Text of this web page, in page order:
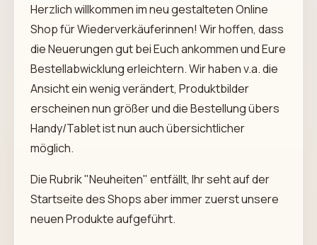
Herzlich willkommen im neu gestalteten Online
Shop für Wiederverkäuferinnen! Wir hoffen, dass
die Neuerungen gut bei Euch ankommen und Eure
Bestellabwicklung erleichtern. Wir haben v.a. die
Ansicht ein wenig verändert, Produktbilder
erscheinen nun größer und die Bestellung übers
Handy/Tablet ist nun auch übersichtlicher
möglich.
Die Rubrik "Neuheiten" entfällt, Ihr seht auf der
Startseite des Shops aber immer zuerst unsere
neuen Produkte aufgeführt.